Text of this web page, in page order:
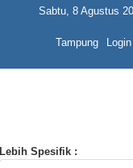
Sabtu, 8 Agustus
Tampung Login
Lebih Spesifik :